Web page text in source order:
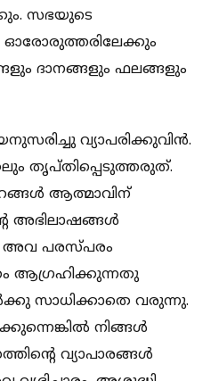
സഭയുടെ
ദാനങ്ങളും ഫലങ്ങളും
വ്യാപരിക്കുവിന്‍.
തൃപ്തിപ്പെടുത്തരുത്.
ആത്മാവിന്
അഭിലാഷങ്ങള്‍
അവ പരസ്പരം
ആഗ്രഹിക്കുന്നതു
സാധിക്കാതെ വരുന്നു.
നിങ്ങള്‍
വ്യാപാരങ്ങള്‍